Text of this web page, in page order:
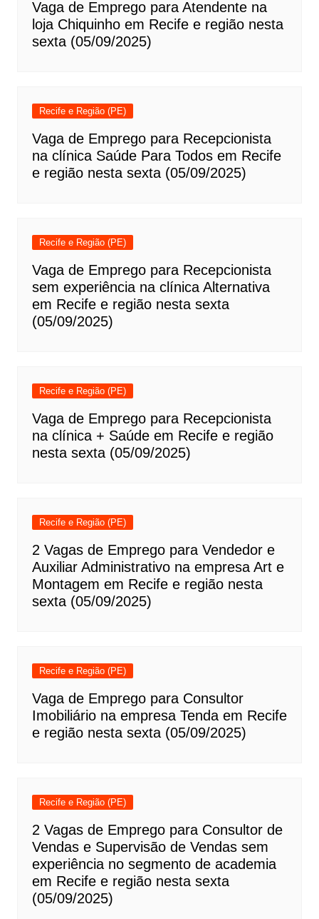
Vaga de Emprego para Atendente na
loja Chiquinho em Recife e região nesta
sexta (05/09/2025)
Recife e Região (PE)
Vaga de Emprego para Recepcionista
na clínica Saúde Para Todos em Recife
e região nesta sexta (05/09/2025)
Recife e Região (PE)
Vaga de Emprego para Recepcionista
sem experiência na clínica Alternativa
em Recife e região nesta sexta
(05/09/2025)
Recife e Região (PE)
Vaga de Emprego para Recepcionista
na clínica + Saúde em Recife e região
nesta sexta (05/09/2025)
Recife e Região (PE)
2 Vagas de Emprego para Vendedor e
Auxiliar Administrativo na empresa Art e
Montagem em Recife e região nesta
sexta (05/09/2025)
Recife e Região (PE)
Vaga de Emprego para Consultor
Imobiliário na empresa Tenda em Recife
e região nesta sexta (05/09/2025)
Recife e Região (PE)
2 Vagas de Emprego para Consultor de
Vendas e Supervisão de Vendas sem
experiência no segmento de academia
em Recife e região nesta sexta
(05/09/2025)